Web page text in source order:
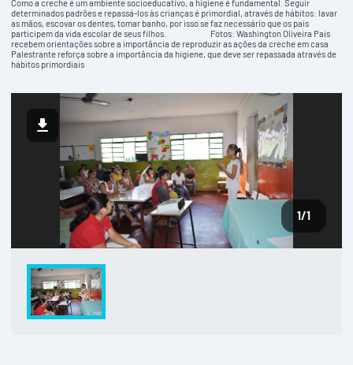
Como a creche é um ambiente socioeducativo, a higiene é fundamental. Seguir
determinados padrões e repassá-los às crianças é primordial, através de hábitos: lavar
as mãos, escovar os dentes, tomar banho, por isso se faz necessário que os pais
participem da vida escolar de seus filhos. Fotos: Washington Oliveira Pais
recebem orientações sobre a importância de reproduzir as ações da creche em casa
Palestrante reforça sobre a importância da higiene, que deve ser repassada através de
hábitos primordiais
1/1